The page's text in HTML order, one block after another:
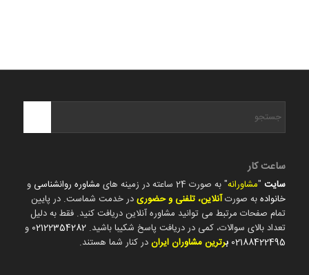
ساعت کار
سایت"مشاورانه" به صورت 24 ساعته در زمینه های مشاوره روانشناسی و
خانوادهبه صورتآنلاین، تلفنی و حضوریدر خدمت شماست. در پایین
تمام صفحات مرتبط می توانید مشاوره آنلاین دریافت کنید. فقط به دلیل
تعداد بالای سوالات، کمی در دریافت پاسخ شکیبا باشید. 02122354282 و
02188422495 برترین مشاوران ایراندر کنار شما هستند.